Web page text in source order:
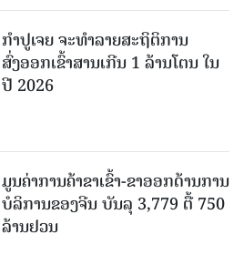
ກຳປູເຈຍ ຈະທຳລາຍສະຖິຕິການ
ສົ່ງອອກເຂົ້າສານເກີນ 1 ລ້ານໂຕນ ໃນ
ປີ 2026
ມູນຄ່າການຄ້າຂາເຂົ້າ-ຂາອອກດ້ານການ
ບໍລິການຂອງຈີນ ບັນລຸ 3,779 ຕື້ 750
ລ້ານຢວນ